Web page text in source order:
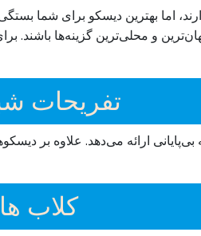
اما بهترین دیسکو برای شما
و محلی‌ترین گزینه‌ها باشند.
تفریحات
ارائه می‌دهد. علاوه بر
کلاب